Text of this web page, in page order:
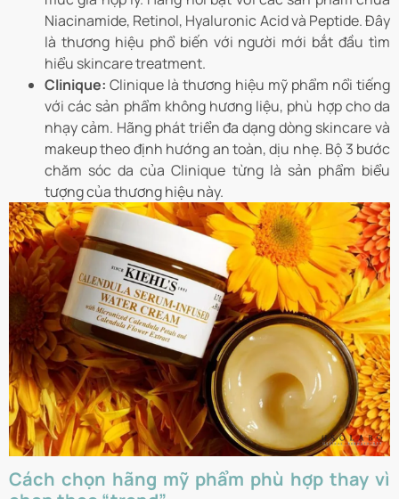
Niacinamide, Retinol, Hyaluronic Acid và Peptide. Đây
là thương hiệu phổ biến với người mới bắt đầu tìm
hiểu skincare treatment.
Clinique: Clinique là thương hiệu mỹ phẩm nổi tiếng
với các sản phẩm không hương liệu, phù hợp cho da
nhạy cảm. Hãng phát triển đa dạng dòng skincare và
makeup theo định hướng an toàn, dịu nhẹ. Bộ 3 bước
chăm sóc da của Clinique từng là sản phẩm biểu
tượng của thương hiệu này.
Cách chọn hãng mỹ phẩm phù hợp thay vì